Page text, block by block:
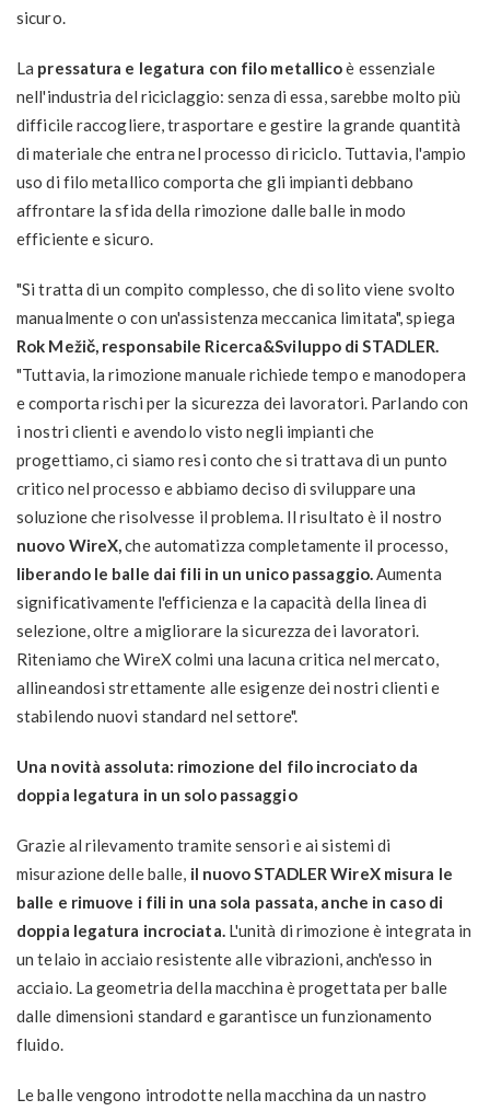
sicuro.
La pressatura e legatura con filo metallicoè essenziale
nell'industria del riciclaggio: senza di essa, sarebbe molto più
difficile raccogliere, trasportare e gestire la grande quantità
di materiale che entra nel processo di riciclo. Tuttavia, l'ampio
uso di filo metallico comporta che gli impianti debbano
affrontare la sfida della rimozione dalle balle in modo
efficiente e sicuro.
"Si tratta di un compito complesso, che di solito viene svolto
manualmente o con un'assistenza meccanica limitata", spiega
Rok Mežič, responsabile Ricerca&Sviluppo di STADLER.
"Tuttavia, la rimozione manuale richiede tempo e manodopera
e comporta rischi per la sicurezza dei lavoratori. Parlando con
i nostri clienti e avendolo visto negli impianti che
progettiamo, ci siamo resi conto che si trattava di un punto
critico nel processo e abbiamo deciso di sviluppare una
soluzione che risolvesse il problema. Il risultato è il nostro
nuovo WireX,che automatizza completamente il processo,
liberando le balle dai fili in un unico passaggio.Aumenta
significativamente l'efficienza e la capacità della linea di
selezione, oltre a migliorare la sicurezza dei lavoratori.
Riteniamo che WireX colmi una lacuna critica nel mercato,
allineandosi strettamente alle esigenze dei nostri clienti e
stabilendo nuovi standard nel settore".
Una novità assoluta: rimozione del filo incrociato da
doppia legatura in un solo passaggio
Grazie al rilevamento tramite sensori e ai sistemi di
misurazione delle balle, il nuovo STADLER WireX misura le
balle e rimuove i fili in una sola passata, anche in caso di
doppia legatura incrociata.L'unità di rimozione è integrata in
un telaio in acciaio resistente alle vibrazioni, anch'esso in
acciaio. La geometria della macchina è progettata per balle
dalle dimensioni standard e garantisce un funzionamento
fluido.
Le balle vengono introdotte nella macchina da un nastro